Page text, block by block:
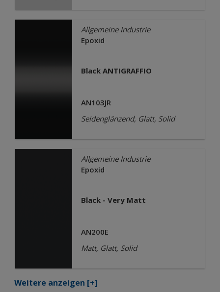
Allgemeine Industrie
Epoxid
Black ANTIGRAFFIO
AN103JR
Seidenglänzend, Glatt, Solid
Allgemeine Industrie
Epoxid
Black - Very Matt
AN200E
Matt, Glatt, Solid
Weitere anzeigen [+]